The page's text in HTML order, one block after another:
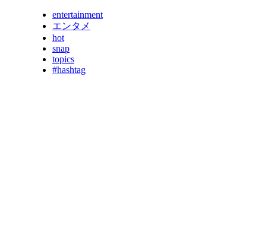
entertainment
エンタメ
hot
snap
topics
#hashtag